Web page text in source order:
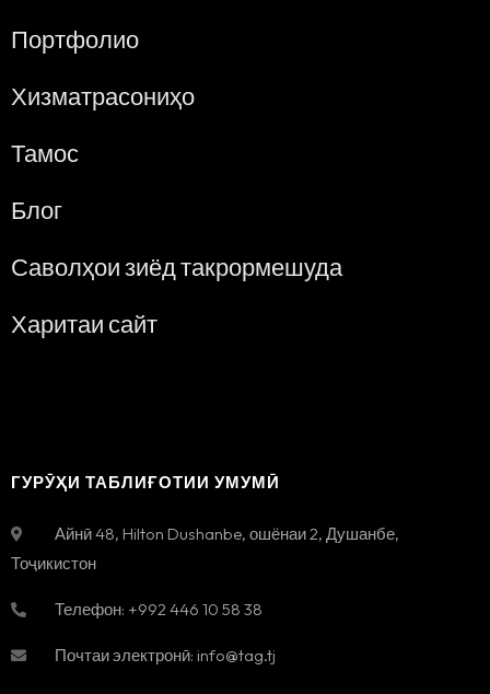
Портфолио
Хизматрасониҳо
Тамос
Блог
Саволҳои зиёд такрормешуда
Харитаи сайт
ГУРӮҲИ ТАБЛИҒОТИИ УМУМӢ
Айнӣ 48, Hilton Dushanbe, ошёнаи 2, Душанбе,
Тоҷикистон
Телефон: +992 446 10 58 38
Почтаи электронӣ: info@tag.tj